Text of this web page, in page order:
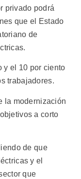
privado podrá
que el Estado
de
y el 10 por ciento
trabajadores.
la modernización
a corto
de que
y el
que